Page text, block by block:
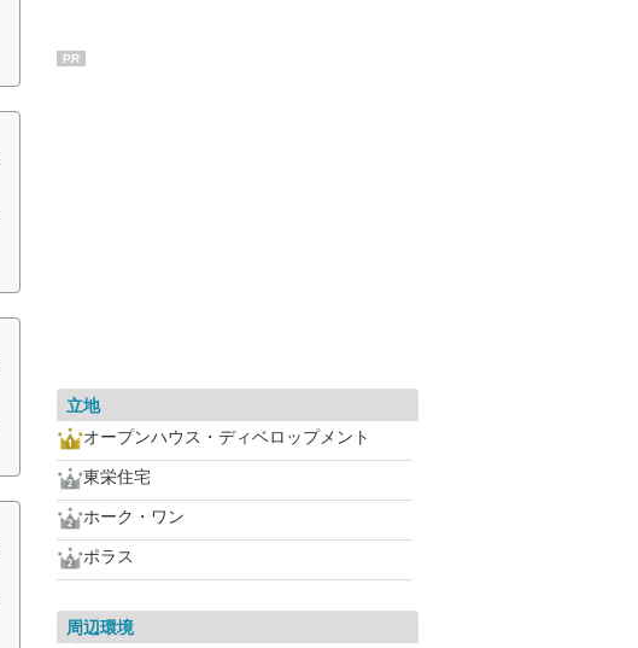
PR
立地
オープンハウス・ディベロップメント
東栄住宅
ホーク・ワン
ポラス
周辺環境